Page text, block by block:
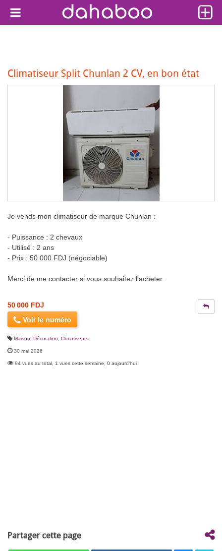
Climatiseur Split Chunlan 2 CV, en bon état
Je vends mon climatiseur de marque Chunlan :
- Puissance : 2 chevaux
- Utilisé : 2 ans
- Prix : 50 000 FDJ (négociable)
Merci de me contacter si vous souhaitez l'acheter.
50 000 FDJ
Voir le numéro
Maison, Décoration Climatiseurs
30 mai 2026
94 vues au total, 1 vues cette semaine, 0 aujourd'hui
Partager cette page